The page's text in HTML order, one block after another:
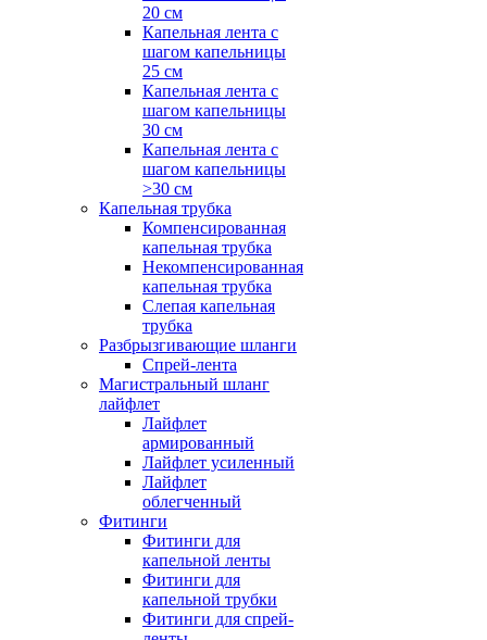
20 см
Капельная лента с
шагом капельницы
25 см
Капельная лента с
шагом капельницы
30 см
Капельная лента с
шагом капельницы
>30 см
Капельная трубка
Компенсированная
капельная трубка
Некомпенсированная
капельная трубка
Слепая капельная
трубка
Разбрызгивающие шланги
Спрей-лента
Магистральный шланг
лайфлет
Лайфлет
армированный
Лайфлет усиленный
Лайфлет
облегченный
Фитинги
Фитинги для
капельной ленты
Фитинги для
капельной трубки
Фитинги для спрей-